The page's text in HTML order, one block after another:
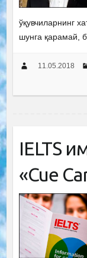
ўқувчиларнинг
шунга қарамай,
11.05.2018
IELTS
«Cue